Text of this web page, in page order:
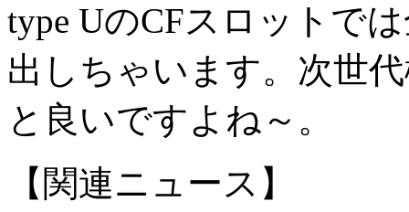
type UのCFスロットで
出しちゃいます。次世
と良いですよね～。
【関連ニュース】